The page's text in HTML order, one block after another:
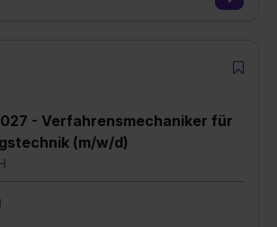
- Verfahrensmechaniker für
(m/w/d)